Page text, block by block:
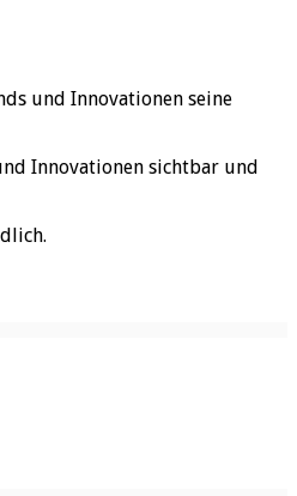
und Innovationen seine
Innovationen sichtbar und